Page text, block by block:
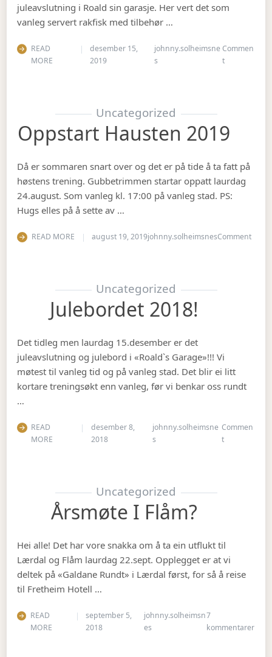
juleavslutning i Roald sin garasje. Her vert det som
vanleg servert rakfisk med tilbehør …
READ
MORE
desember 15,
2019
johnny.solheimsne
s
Commen
ton
Uncategorized
Oppstart Hausten 2019
Då er sommaren snart over og det er på tide å ta fatt på
høstens trening. Gubbetrimmen startar oppatt laurdag
24.august. Som vanleg kl. 17:00 på vanleg stad. PS:
Hugs elles på å sette av …
READ MORE august 19, 2019johnny.solheimsnesCommenton
Uncategorized
Julebordet 2018!
Det tidleg men laurdag 15.desember er det
juleavslutning og julebord i «Roald`s Garage»!!! Vi
møtest til vanleg tid og på vanleg stad. Det blir ei litt
kortare treningsøkt enn vanleg, før vi benkar oss rundt
…
READ
MORE
desember 8,
2018
johnny.solheimsne
s
Commen
ton Julebordet
Uncategorized
Årsmøte I Flåm?
Hei alle! Det har vore snakka om å ta ein utflukt til
Lærdal og Flåm laurdag 22.sept. Opplegget er at vi
deltek på «Galdane Rundt» i Lærdal først, for så å reise
til Fretheim Hotell …
READ
MORE
september 5,
2018
johnny.solheimsn
es
7
kommentarertil